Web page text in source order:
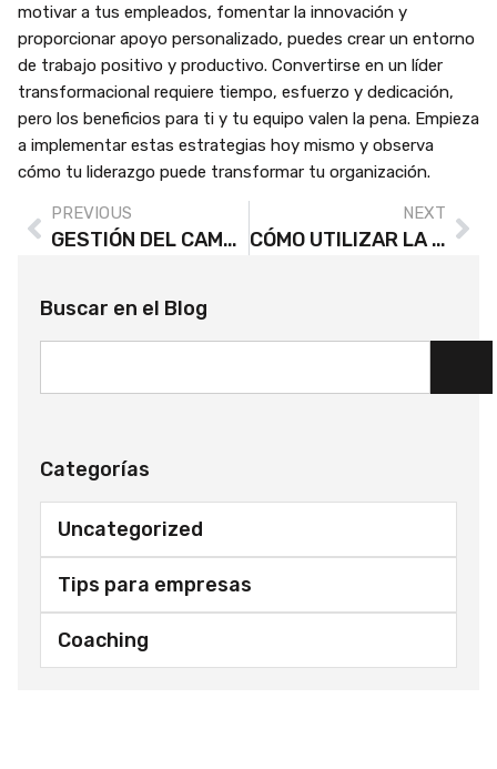
motivar a tus empleados, fomentar la innovación y
proporcionar apoyo personalizado, puedes crear un entorno
de trabajo positivo y productivo. Convertirse en un líder
transformacional requiere tiempo, esfuerzo y dedicación,
pero los beneficios para ti y tu equipo valen la pena. Empieza
a implementar estas estrategias hoy mismo y observa
cómo tu liderazgo puede transformar tu organización.
PREVIOUS
GESTIÓN DEL CAMBIO: ESTRATEGIAS PARA NAVEGAR Y LIDERAR EN TIEMPOS DE TRANSFORMACIÓN
NEXT
CÓMO UTILIZAR LA INTELIGENCIA EMOCIONAL PARA MEJORAR EL DESEMPEÑO EN EL TRABAJO
Buscar en el Blog
Categorías
Uncategorized
Tips para empresas
Coaching